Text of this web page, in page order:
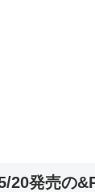
20発売の